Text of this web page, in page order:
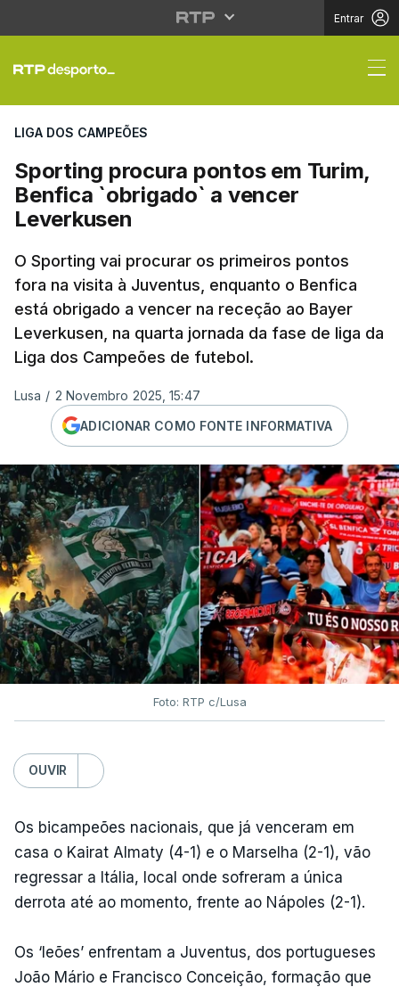
Entrar
Sporting procura
LIGA DOS CAMPEÕES
Sporting procura pontos em Turim,
Benfica `obrigado` a vencer
Leverkusen
O Sporting vai procurar os primeiros pontos
fora na visita à Juventus, enquanto o Benfica
está obrigado a vencer na receção ao Bayer
Leverkusen, na quarta jornada da fase de liga da
Liga dos Campeões de futebol.
Lusa / 2 Novembro 2025, 15:47
ADICIONAR COMO FONTE INFORMATIVA
Foto: RTP c/Lusa
OUVIR
Os bicampeões nacionais, que já venceram em
casa o Kairat Almaty (4-1) e o Marselha (2-1), vão
regressar a Itália, local onde sofreram a única
derrota até ao momento, frente ao Nápoles (2-1).
Os ‘leões’ enfrentam a Juventus, dos portugueses
João Mário e Francisco Conceição, formação que